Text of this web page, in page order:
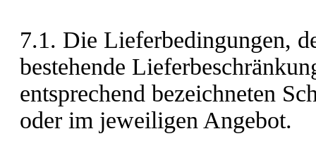
7.1. Die Lieferbedingungen,
bestehende
entsprechend bezeichneten
oder im jeweiligen Angebot.